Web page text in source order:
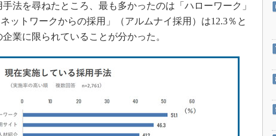
メイドインジャパン
植物工場
知財マネジメント
制御セキュリティ
新型コロナへの対応
法を尋ねたところ、最も多かったのは「ハローワーク」
ットワークからの採用」（アルムナイ採用）は12.3％と
業に限られていることが分かった。